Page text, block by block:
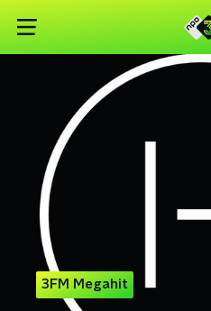
3FM Megahit